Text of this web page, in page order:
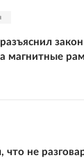
магнитные
что не